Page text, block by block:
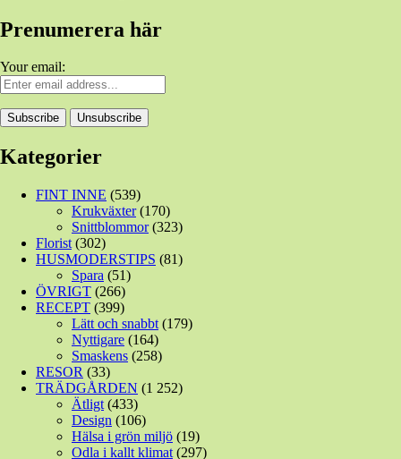
Prenumerera här
Your email:
Kategorier
FINT INNE (539)
Krukväxter(170)
Snittblommor(323)
Florist (302)
HUSMODERSTIPS (81)
Spara (51)
ÖVRIGT (266)
RECEPT (399)
Lätt och snabbt (179)
Nyttigare (164)
Smaskens (258)
RESOR (33)
TRÄDGÅRDEN (1 252)
Ätligt (433)
Design (106)
Hälsa i grön miljö (19)
Odla i kallt klimat (297)